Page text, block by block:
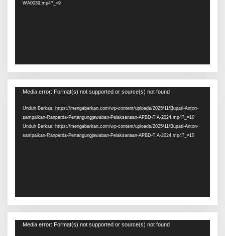
WA0039.mp4?_=9
Pemutar
Media error: Format(s) not supported or source(s) not found
Unduh Berkas: https://mengabarkan.com/wp-content/uploads/2025/11/Bupati-Anton-
sampaikan-Ranperda-Pertangungjawaban-Pelaksanaan-APBD-T.A-2024.mp4?_=10
Unduh Berkas: https://mengabarkan.com/wp-content/uploads/2025/11/Bupati-Anton-
sampaikan-Ranperda-Pertangungjawaban-Pelaksanaan-APBD-T.A-2024.mp4?_=10
Pemutar
Media error: Format(s) not supported or source(s) not found